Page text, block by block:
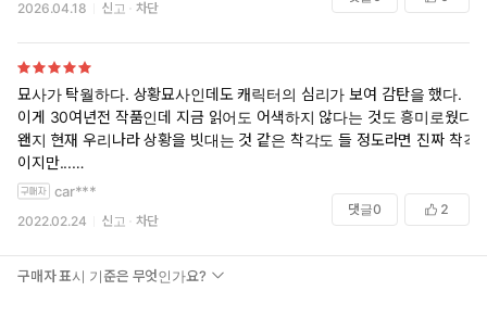
2026.04.18 신고 차단
묘사가 탁월하다. 상황묘사인데도 캐릭터의 심리가 보여 감탄을 했다.
이게 30여년전 작품인데 지금 읽어도 어색하지 않다는 것도 흥미로웠다.
왠지 현재 우리나라 상황을 빗대는 것 같은 착각도 들 정도라면 진짜 착각
이지만...
아쉬운 건 전자책을 내면서 번역을 새로 하거나 하다못해 수정을 하진 않
았다는 점이다.작가 주 부분은 살짝 손을 봐줬으면 찜찜하진 않았을텐
데...
car***
2022.02.24 신고 차단
댓글0 2
구매자 표시 기준은 무엇인가요?